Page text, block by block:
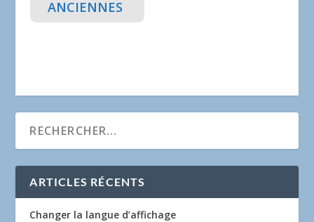
ANCIENNES
ARTICLES RÉCENTS
Changer la langue d’affichage